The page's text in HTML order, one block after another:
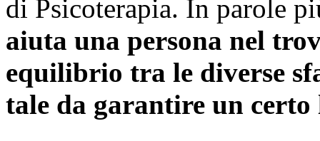
di Psicoterapia. In parole
aiuta una persona nel
equilibrio tra le diverse
tale da garantire un certo